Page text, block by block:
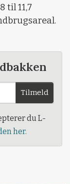
til 11,7
Tilmeld
du L-
her.